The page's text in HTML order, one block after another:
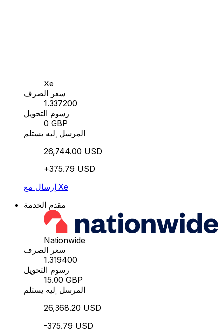
Xe
سعر الصرف
1.337200
رسوم التحويل
0 GBP
المرسل إليه يستلم
26,744.00 USD
+375.79 USD
إرسال مع Xe
مقدم الخدمة
Nationwide
سعر الصرف
1.319400
رسوم التحويل
15.00 GBP
المرسل إليه يستلم
26,368.20 USD
-375.79 USD